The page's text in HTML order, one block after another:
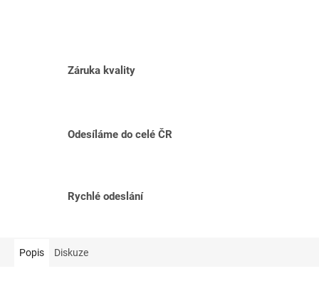
Záruka kvality
Odesíláme do celé ČR
Rychlé odeslání
Popis Diskuze